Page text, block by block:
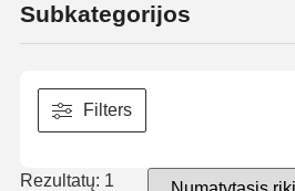
Subkategorijos
Filters
Rezultatų: 1